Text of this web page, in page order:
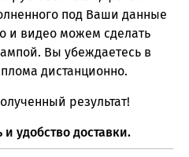
под Ваши данные
и видео можем сделать
Вы убеждаетесь в
дистанционно.
результат!
удобство доставки.